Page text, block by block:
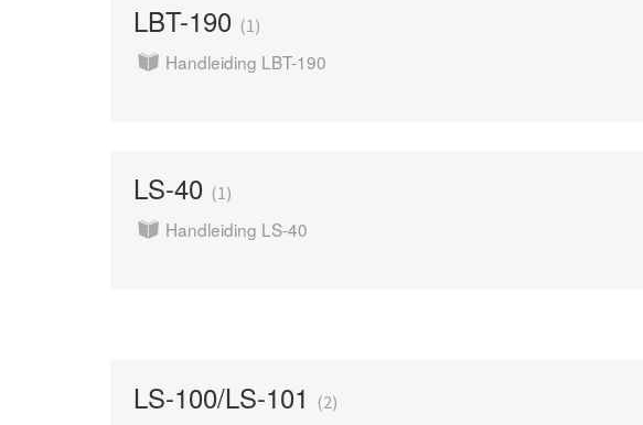
LBT-190 1
Handleiding LBT-190
LS-40 1
Handleiding LS-40
LS-100/LS-101 2